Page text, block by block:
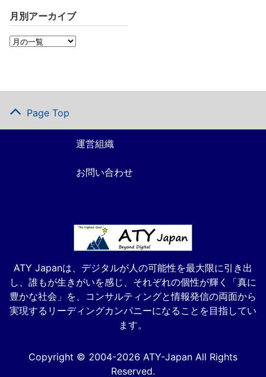
月別アーカイブ
Page Top
運営組織
お問い合わせ
ATY Japanは、デジタルが人の可能性を最大限に引き出
し、誰もが生きがいを感じ、それぞれの個性が輝く「真に
豊かな社会」を、コンサルティングと情報発信の両面から
実現するリーディングカンパニーになることを目指してい
ます。
Copyright © 2004-2026 ATY-Japan All Rights
Reserved.